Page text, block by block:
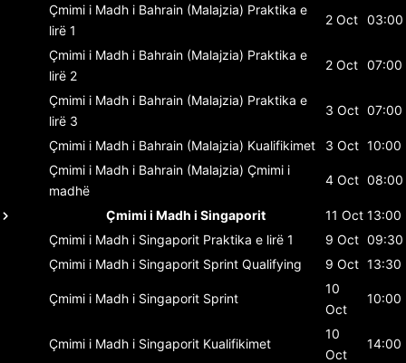
Çmimi i Madh i Bahrain (Malajzia) Praktika e
lirë 1
2 Oct 03:00
Çmimi i Madh i Bahrain (Malajzia) Praktika e
lirë 2
2 Oct 07:00
Çmimi i Madh i Bahrain (Malajzia) Praktika e
lirë 3
3 Oct 07:00
Çmimi i Madh i Bahrain (Malajzia) Kualifikimet 3 Oct 10:00
Çmimi i Madh i Bahrain (Malajzia) Çmimi i
madhë
4 Oct 08:00
Çmimi i Madh i Singaporit 11 Oct 13:00
Çmimi i Madh i Singaporit Praktika e lirë 1 9 Oct 09:30
Çmimi i Madh i Singaporit Sprint Qualifying 9 Oct 13:30
Çmimi i Madh i Singaporit Sprint
10
Oct
10:00
Çmimi i Madh i Singaporit Kualifikimet
10
Oct
14:00